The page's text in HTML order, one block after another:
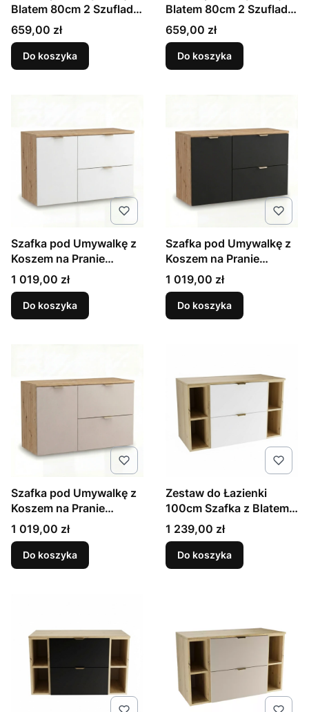
Blatem 80cm 2 Szuflady
Dąb Artisan / Biały Orio
Cena
659,00 zł
Do koszyka
Blatem 80cm 2 Szuflady
Dąb Artisan / Czarny
Orio
Cena
659,00 zł
Do koszyka
Szafka pod Umywalkę z
Koszem na Pranie
100cm Biały / Dąb
Artisan Orio
Cena
1 019,00 zł
Do koszyka
Szafka pod Umywalkę z
Koszem na Pranie
100cm Czarny / Dąb
Artisan Orio
Cena
1 019,00 zł
Do koszyka
Szafka pod Umywalkę z
Koszem na Pranie
100cm Kaszmir / Dąb
Artisan Orio
Cena
1 019,00 zł
Do koszyka
Zestaw do Łazienki
100cm Szafka z Blatem i
Regałami Dąb Artisan /
Biały Orio
Cena
1 239,00 zł
Do koszyka